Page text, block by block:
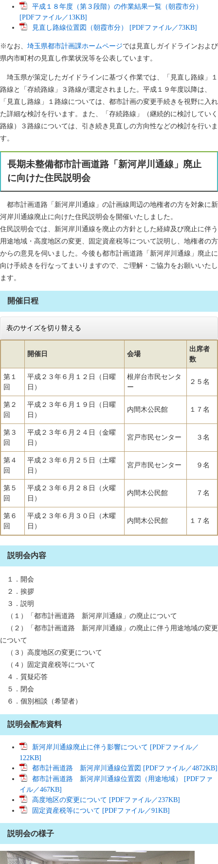
平成１８年度（第３段階）の作業結果一覧（朝霞市分）
[PDFファイル／13KB]
見直し路線位置図（朝霞市分） [PDFファイル／73KB]
※なお、 埼玉県都市計画課ホームページでは見直しガイドラインおよび
県内市町村の見直し作業状況等を公表しています。
埼玉県が策定したガイドラインに基づく作業では、「見直し路線」１
路線と「存続路線」３路線が選定されました。平成１９年度以降は、
「見直し路線」１路線については、都市計画の変更手続きを視野に入れ
た詳細な検討を行います。また、「存続路線」（継続的に検討していく
路線）３路線については、引き続き見直しの方向性などの検討を行いま
す。
長期未整備都市計画道路「新河岸川通線」廃止
に向けた住民説明会
都市計画道路「新河岸川通線」の計画線周辺の地権者の方を対象に新
河岸川通線廃止に向けた住民説明会を開催いたしました。
住民説明会では、新河岸川通線を廃止の方針とした経緯及び廃止に伴う
用途地域・高度地区の変更、固定資産税等について説明し、地権者の方
からの意見を伺いました。今後も都市計画道路「新河岸川通線」廃止に
向け手続きを行なってまいりますので、ご理解・ご協力をお願いいたし
ます。
開催日程
表のサイズを切り替える
開催日 会場
出席者
数
第１
回
平成２３年６月１２日（日曜
日）
根岸台市民センタ
ー
２５名
第２
回
平成２３年６月１９日（日曜
日）
内間木公民館 １７名
第３
回
平成２３年６月２４日（金曜
日）
宮戸市民センター ３名
第４
回
平成２３年６月２５日（土曜
日）
宮戸市民センター ９名
第５
回
平成２３年６月２８日（火曜
日）
内間木公民館 ７名
第６
回
平成２３年６月３０日（木曜
日）
内間木公民館 １７名
説明会内容
１．開会
２．挨拶
３．説明
（１）「都市計画道路 新河岸川通線」の廃止について
（２）「都市計画道路 新河岸川通線」の廃止に伴う用途地域の変更
について
（３）高度地区の変更について
（４）固定資産税等について
４．質疑応答
５．閉会
６．個別相談（希望者）
説明会配布資料
新河岸川通線廃止に伴う影響について [PDFファイル／
122KB]
都市計画道路 新河岸川通線位置図 [PDFファイル／4872KB]
都市計画道路 新河岸川通線位置図（用途地域） [PDFファ
イル／467KB]
高度地区の変更について [PDFファイル／237KB]
固定資産税等について [PDFファイル／91KB]
説明会の様子